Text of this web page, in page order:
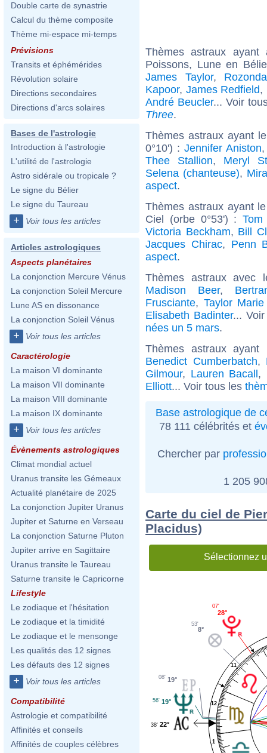
Double carte de synastrie
Calcul du thème composite
Thème mi-espace mi-temps
Prévisions
Transits et éphémérides
Révolution solaire
Directions secondaires
Directions d'arcs solaires
Bases de l'astrologie
Introduction à l'astrologie
L'utilité de l'astrologie
Astro sidérale ou tropicale ?
Le signe du Bélier
Le signe du Taureau
+ Voir tous les articles
Articles astrologiques
Aspects planétaires
La conjonction Mercure Vénus
La conjonction Soleil Mercure
Lune AS en dissonance
La conjonction Soleil Vénus
+ Voir tous les articles
Caractérologie
La maison VI dominante
La maison VII dominante
La maison VIII dominante
La maison IX dominante
+ Voir tous les articles
Évènements astrologiques
Climat mondial actuel
Uranus transite les Gémeaux
Actualité planétaire de 2025
La conjonction Jupiter Uranus
Jupiter et Saturne en Verseau
La conjonction Saturne Pluton
Jupiter arrive en Sagittaire
Uranus transite le Taureau
Saturne transite le Capricorne
Lifestyle
Le zodiaque et l'hésitation
Le zodiaque et la timidité
Le zodiaque et le mensonge
Les qualités des 12 signes
Les défauts des 12 signes
+ Voir tous les articles
Compatibilité
Astrologie et compatibilité
Affinités et conseils
Affinités de couples célèbres
Thèmes astraux
Poissons, Lune en
James Taylor,
Kapoor, James Redfield,
André Beucler... Voir
Three.
Thèmes astraux ayant
0°10') :Jennifer Aniston
Thee Stallion, Meryl
Selena (chanteuse),
aspect.
Thèmes astraux ayant
Ciel (orbe 0°53') :
Victoria Beckham, Bill
Jacques Chirac, Penn
aspect.
Thèmes astraux
Madison Beer,
Frusciante, Taylor
Elisabeth Badinter...
nées un 5 mars.
Thèmes astraux
Benedict Cumberbatch,
Gilmour, Lauren Bacall,
Elliott... Voir tous les
Base astrologique de
78 111 célébrités et
Chercher par
1 205
Carte du ciel de
Placidus)
Sélectionnez
1
11
12
28°
07'
8°
53'
19°
08'
19°
56'
22°
38'